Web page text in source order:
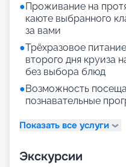
●Проживание на
каюте выбранного
за вами
●Трёхразовое
второго дня круиза
без выбора блюд
●Возможность
познавательные
Показать все услуги
Экскурсии